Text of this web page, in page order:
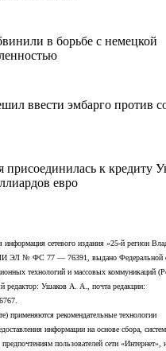
в борьбе с немецкой
ввести эмбарго против
присоединилась к кредиту
евро
информация сетевого издания «25-й регион
ЭЛ № ФС 77 — 76391, выдано Федеральной
технологий и массовых коммуникаций
редактор: Ушаков А. А., почта редакции:
применяются рекомендательные технологии
информации на основе сбора,
пользователей сети «Интернет»,